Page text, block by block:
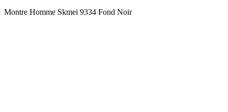
Montre Homme Skmei 9334 Fond Noir